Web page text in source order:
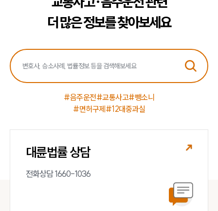
더 많은 정보를 찾아보세요
#음주운전#교통사고#뺑소니
#면허구제#12대중과실
대륜법률 상담
전화상담 1660-1036